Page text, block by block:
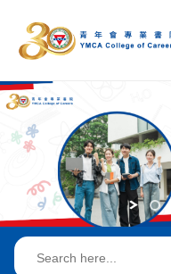
Search